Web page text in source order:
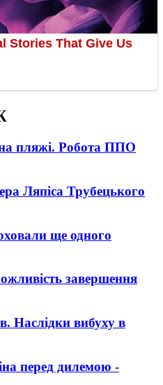
пляжі. Робота ППО
Ляпіса Трубецького
ще одного
завершення
Наслідки вибуху в
перед дилемою -